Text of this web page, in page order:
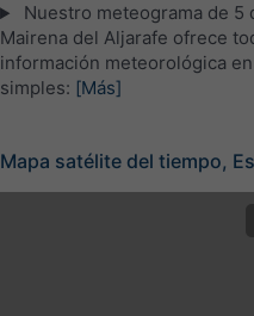
Nuestro meteograma de 5
Mairena del Aljarafe ofrece
información meteorológica
simples: [Más]
Mapa satélite del tiempo,